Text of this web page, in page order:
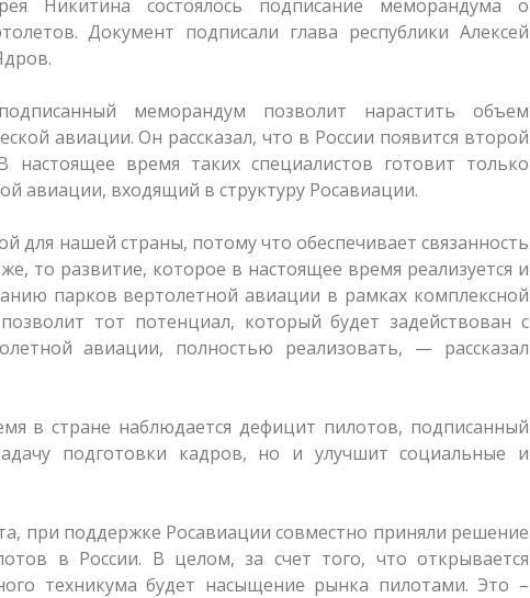
Никитина состоялось подписание меморандума о
Документ подписали глава республики Алексей
меморандум позволит нарастить объем
авиации. Он рассказал, что в России появится второй
время таких специалистов готовит только
авиации, входящий в структуру Росавиации.
для нашей страны, потому что обеспечивает связанность
то развитие, которое в настоящее время реализуется и
парков вертолетной авиации в рамках комплексной
тот потенциал, который будет задействован с
авиации, полностью реализовать, — рассказал
в стране наблюдается дефицит пилотов, подписанный
подготовки кадров, но и улучшит социальные и
при поддержке Росавиации совместно приняли решение
в России. В целом, за счет того, что открывается
техникума будет насыщение рынка пилотами. Это –